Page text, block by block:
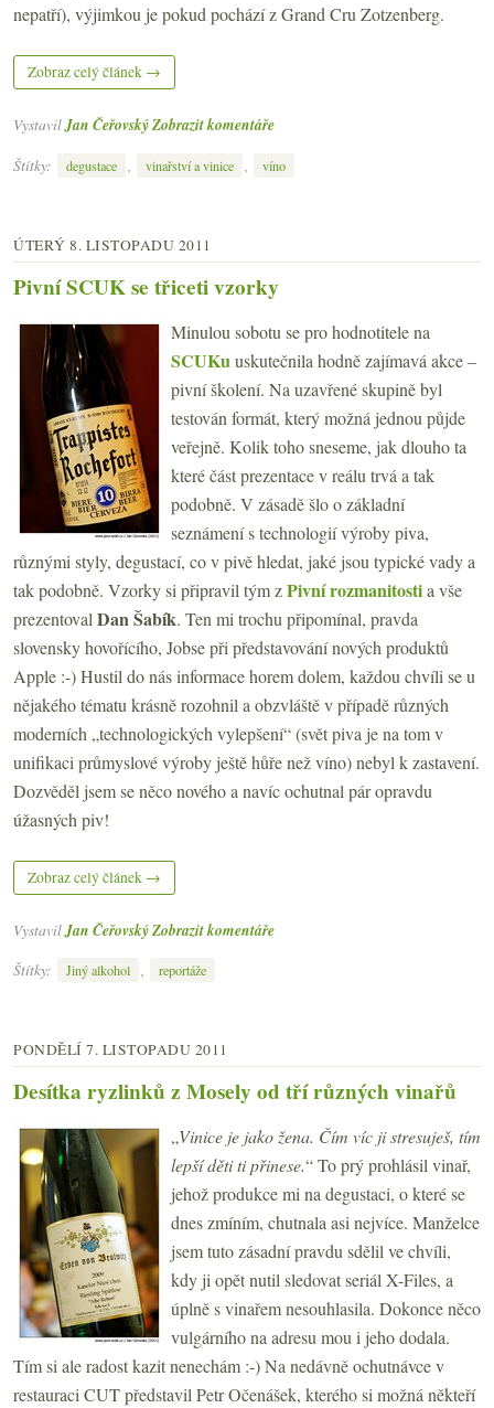
nepatří), výjimkou je pokud pochází z Grand Cru Zotzenberg.
Zobraz celý článek →
VystavilJan ČeřovskýZobrazit komentáře
Štítky:
degustace vinařství a vinice víno
ÚTERÝ 8. LISTOPADU 2011
Pivní SCUK se třiceti vzorky
Minulou sobotu se pro hodnotitele na
SCUKu uskutečnila hodně zajímavá akce –
pivní školení. Na uzavřené skupině byl
testován formát, který možná jednou půjde
veřejně. Kolik toho sneseme, jak dlouho ta
které část prezentace v reálu trvá a tak
podobně. V zásadě šlo o základní
seznámení s technologií výroby piva,
různými styly, degustací, co v pivě hledat, jaké jsou typické vady a
tak podobně. Vzorky si připravil tým zPivní rozmanitostia vše
prezentoval Dan Šabík. Ten mi trochu připomínal, pravda
slovensky hovořícího, Jobse při představování nových produktů
Apple :-) Hustil do nás informace horem dolem, každou chvíli se u
nějakého tématu krásně rozohnil a obzvláště v případě různých
moderních „technologických vylepšení“ (svět piva je na tom v
unifikaci průmyslové výroby ještě hůře než víno) nebyl k zastavení.
Dozvěděl jsem se něco nového a navíc ochutnal pár opravdu
úžasných piv!
Zobraz celý článek →
Vystavil Jan ČeřovskýZobrazit komentáře
Štítky:
Jiný alkohol , reportáže
PONDĚLÍ 7. LISTOPADU 2011
Desítka ryzlinků z Mosely od tří různých vinařů
„Vinice je jako žena. Čím víc ji stresuješ, tím
lepší děti ti přinese.“ To prý prohlásil vinař,
jehož produkce mi na degustaci, o které se
dnes zmíním, chutnala asi nejvíce. Manželce
jsem tuto zásadní pravdu sdělil ve chvíli,
kdy ji opět nutil sledovat seriál X-Files, a
úplně s vinařem nesouhlasila. Dokonce něco
vulgárního na adresu mou i jeho dodala.
Tím si ale radost kazit nenechám :-) Na nedávně ochutnávce v
restauraci CUT představil Petr Očenášek, kterého si možná někteří